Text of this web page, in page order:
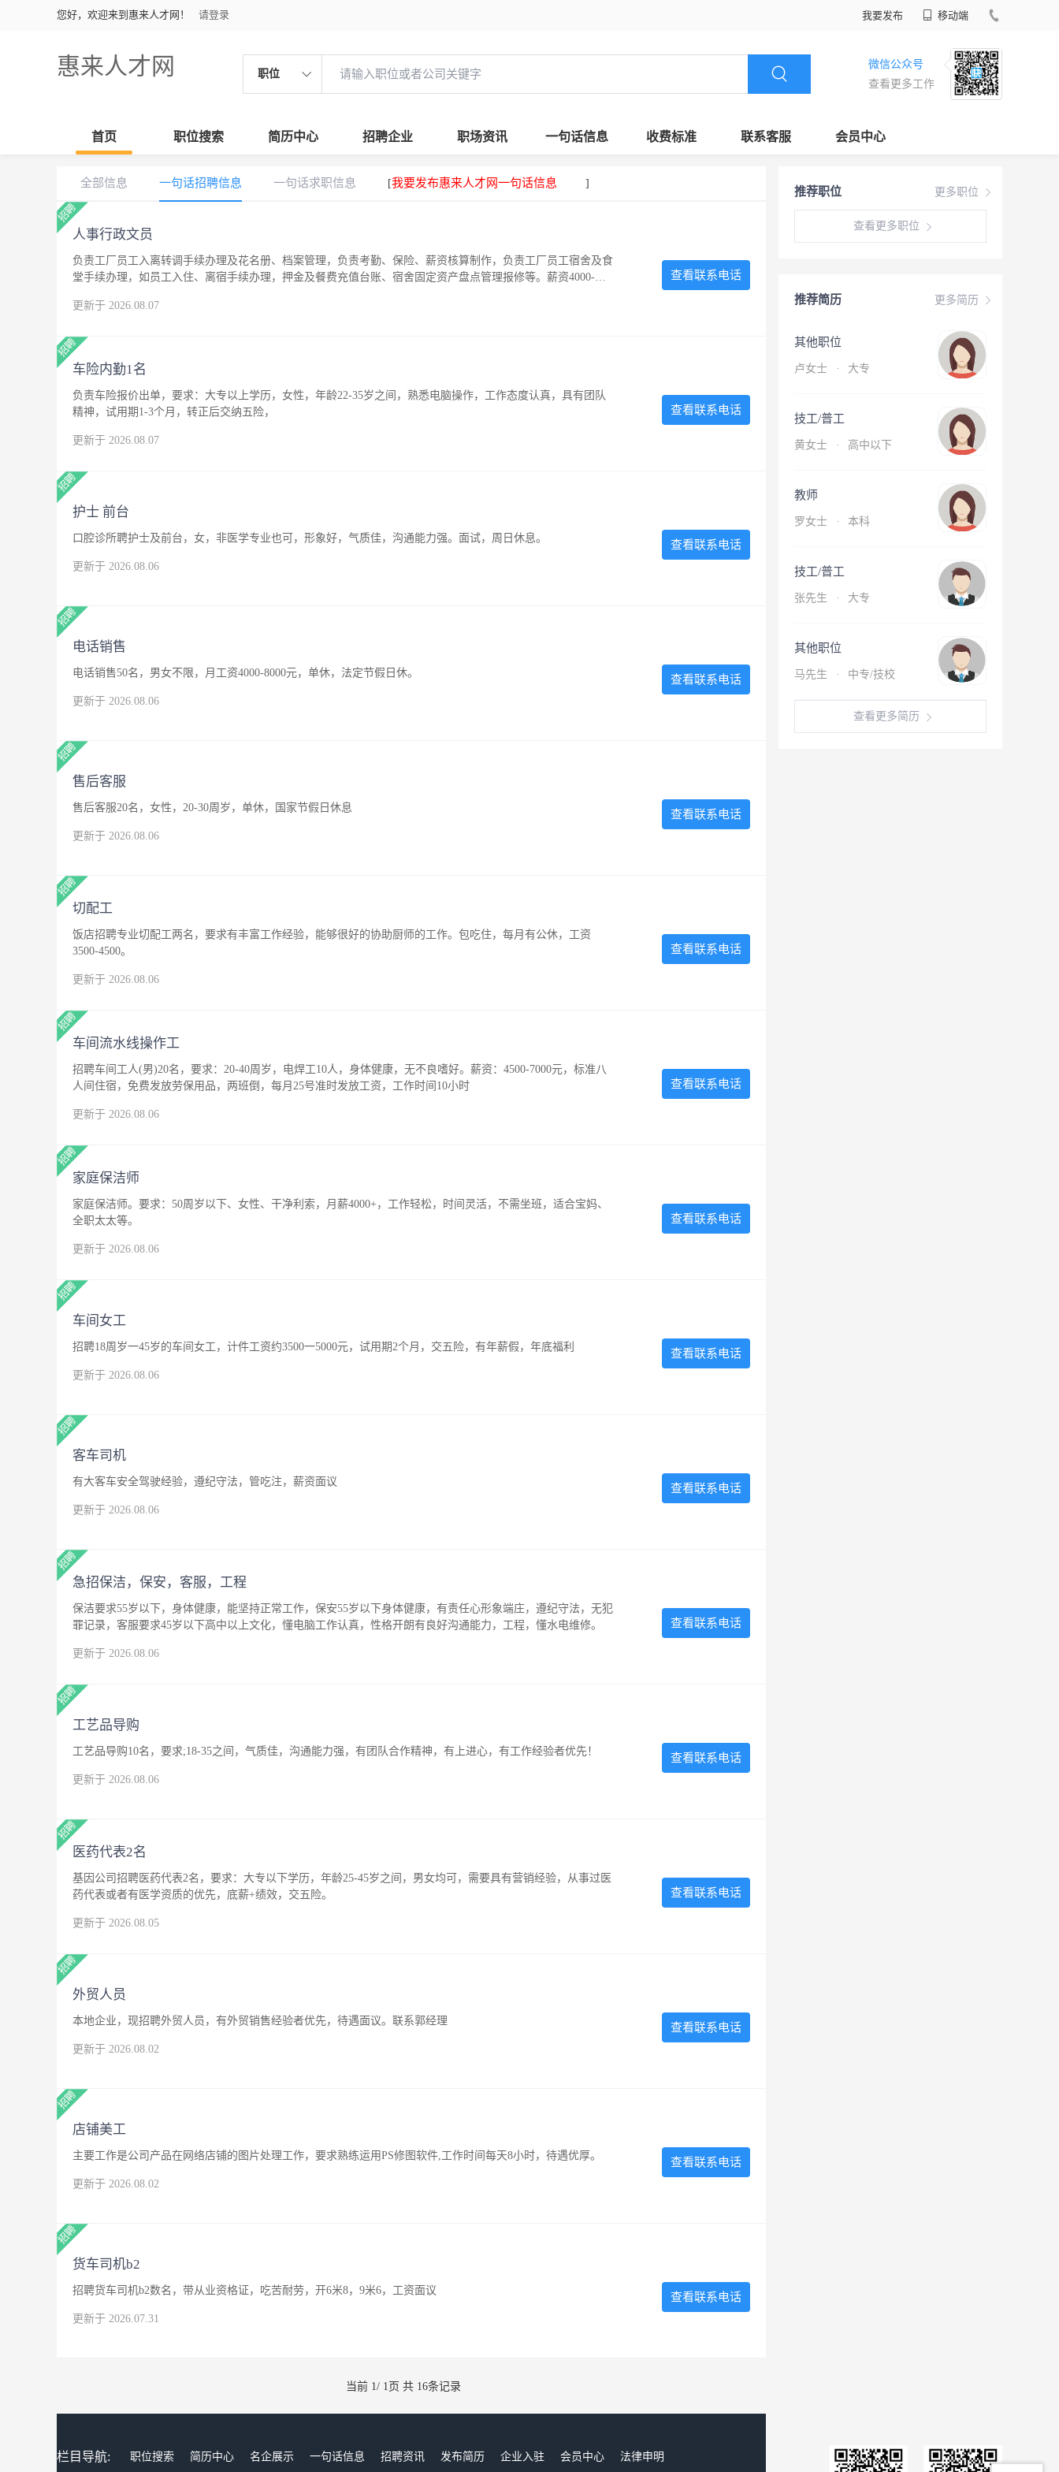
您好，欢迎来到惠来人才网！ 请登录 我要发布 移动端
惠来人才网 职位
微信公众号
查看更多工作
首页 职位搜索 简历中心 招聘企业 职场资讯 一句话信息 收费标准 联系客服 会员中心
更多职位
推荐职位
查看更多职位
更多简历
推荐简历
其他职位
卢女士 · 大专
技工/普工
黄女士 · 高中以下
教师
罗女士 · 本科
技工/普工
张先生 · 大专
其他职位
马先生 · 中专/技校
查看更多简历
全部信息 一句话招聘信息 一句话求职信息 [我要发布惠来人才网一句话信息 ]
人事行政文员
负责工厂员工入离转调手续办理及花名册、档案管理，负责考勤、保险、薪资核算制作，负责工厂员工宿舍及食
堂手续办理，如员工入住、离宿手续办理，押金及餐费充值台账、宿舍固定资产盘点管理报修等。薪资4000-
更新于 2026.08.07
查看联系电话
车险内勤1名
负责车险报价出单，要求：大专以上学历，女性，年龄22-35岁之间，熟悉电脑操作，工作态度认真，具有团队
精神，试用期1-3个月，转正后交纳五险，
更新于 2026.08.07
查看联系电话
护士 前台
口腔诊所聘护士及前台，女，非医学专业也可，形象好，气质佳，沟通能力强。面试，周日休息。
更新于 2026.08.06
查看联系电话
电话销售
电话销售50名，男女不限，月工资4000-8000元，单休，法定节假日休。
更新于 2026.08.06
查看联系电话
售后客服
售后客服20名，女性，20-30周岁，单休，国家节假日休息
更新于 2026.08.06
查看联系电话
切配工
饭店招聘专业切配工两名，要求有丰富工作经验，能够很好的协助厨师的工作。包吃住，每月有公休，工资
3500-4500。
更新于 2026.08.06
查看联系电话
车间流水线操作工
招聘车间工人(男)20名，要求：20-40周岁，电焊工10人，身体健康，无不良嗜好。薪资：4500-7000元，标准八
人间住宿，免费发放劳保用品，两班倒，每月25号准时发放工资，工作时间10小时
更新于 2026.08.06
查看联系电话
家庭保洁师
家庭保洁师。要求：50周岁以下、女性、干净利索，月薪4000+，工作轻松，时间灵活，不需坐班，适合宝妈、
全职太太等。
更新于 2026.08.06
查看联系电话
车间女工
招聘18周岁一45岁的车间女工，计件工资约3500一5000元，试用期2个月，交五险，有年薪假，年底福利
更新于 2026.08.06
查看联系电话
客车司机
有大客车安全驾驶经验，遵纪守法，管吃注，薪资面议
更新于 2026.08.06
查看联系电话
急招保洁，保安，客服，工程
保洁要求55岁以下，身体健康，能坚持正常工作，保安55岁以下身体健康，有责任心形象端庄，遵纪守法，无犯
罪记录，客服要求45岁以下高中以上文化，懂电脑工作认真，性格开朗有良好沟通能力，工程，懂水电维修。
更新于 2026.08.06
查看联系电话
工艺品导购
工艺品导购10名，要求;18-35之间，气质佳，沟通能力强，有团队合作精神，有上进心，有工作经验者优先！
更新于 2026.08.06
查看联系电话
医药代表2名
基因公司招聘医药代表2名，要求：大专以下学历，年龄25-45岁之间，男女均可，需要具有营销经验，从事过医
药代表或者有医学资质的优先，底薪+绩效，交五险。
更新于 2026.08.05
查看联系电话
外贸人员
本地企业，现招聘外贸人员，有外贸销售经验者优先，待遇面议。联系郭经理
更新于 2026.08.02
查看联系电话
店铺美工
主要工作是公司产品在网络店铺的图片处理工作，要求熟练运用PS修图软件,工作时间每天8小时，待遇优厚。
更新于 2026.08.02
查看联系电话
货车司机b2
招聘货车司机b2数名，带从业资格证，吃苦耐劳，开6米8，9米6，工资面议
更新于 2026.07.31
查看联系电话
当前 1/ 1页 共 16条记录
栏目导航: 职位搜索 简历中心 名企展示 一句话信息 招聘资讯 发布简历 企业入驻 会员中心 法律申明